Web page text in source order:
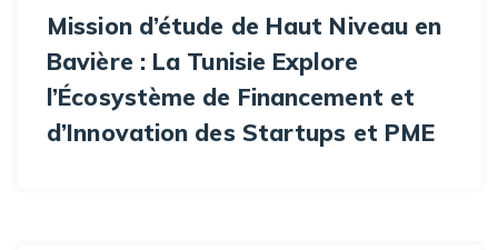
Mission d’étude de Haut Niveau en
Bavière : La Tunisie Explore
l’Écosystème de Financement et
d’Innovation des Startups et PME